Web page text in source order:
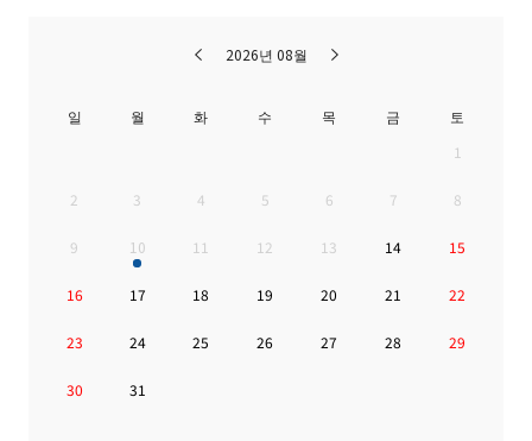
2026년 08월
일 월 화 수 목 금
토
1
2 3 4 5 6 7 8
9 10 11 12 13 14 15
16 17 18 19 20 21 22
23 24 25 26 27 28 29
30 31